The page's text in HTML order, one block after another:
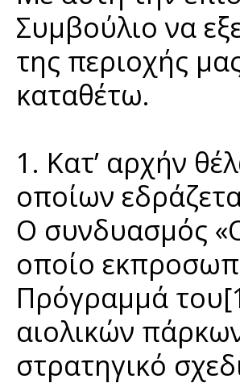
Συμβούλιο να
της περιοχής
καταθέτω.
1. Κατ’ αρχήν
οποίων
Ο συνδυασμός
οποίο
Πρόγραμμά
αιολικών
στρατηγικό